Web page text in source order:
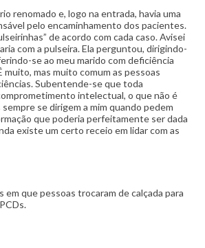
renomado e, logo na entrada, havia uma
pelo encaminhamento dos pacientes.
de acordo com cada caso. Avisei
com a pulseira. Ela perguntou, dirigindo-
se ao meu marido com deficiência
muito, mas muito comum as pessoas
Subentende-se que toda
intelectual, o que não é
se dirigem a mim quando pedem
que poderia perfeitamente ser dada
existe um certo receio em lidar com as
em que pessoas trocaram de calçada para